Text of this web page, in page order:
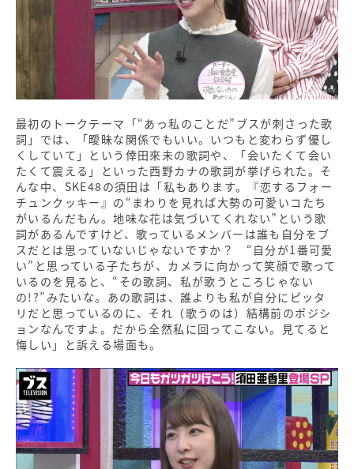
最初のトークテーマ「“あっ私のことだ”ブスが刺さった歌
詞」では、「曖昧な関係でもいい。いつもと変わらず優し
くしていて」という倖田來未の歌詞や、「会いたくて会い
たくて震える」といった西野カナの歌詞が挙げられた。そ
んな中、 SKE48 の須田は「私もあります。『恋するフォー
チュンクッキー』の“まわりを見れば大勢の可愛いコたち
がいるんだもん。地味な花は気づいてくれない”という歌
詞があるんですけど、歌っているメンバーは誰も自分をブ
スだとは思っていないじゃないですか？ “自分が1番可愛
い”と思っている子たちが、カメラに向かって笑顔で歌って
いるのを見ると、“その歌詞、私が歌うところじゃない
の!?”みたいな。あの歌詞は、誰よりも私が自分にピッタ
リだと思っているのに、それ（歌うのは）結構前のポジシ
ョンなんですよ。だから全然私に回ってこない。見てると
悔しい」と訴える場面も。